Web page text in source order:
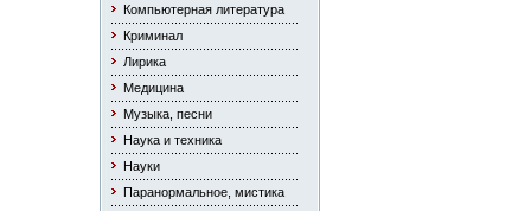
Компьютерная литература
Криминал
Лирика
Медицина
Музыка, песни
Наука и техника
Науки
Паранормальное, мистика